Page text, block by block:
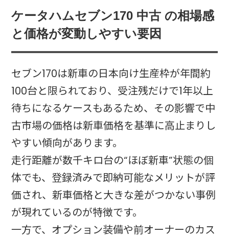
ケータハムセブン170 中古 の相場感
と価格が変動しやすい要因
セブン170は新車の日本向け生産枠が年間約
100台と限られており、受注残だけで1年以上
待ちになるケースもあるため、その影響で中
古市場の価格は新車価格を基準に高止まりし
やすい傾向があります。
走行距離が数千キロ台の“ほぼ新車”状態の個
体でも、登録済みで即納可能なメリットが評
価され、新車価格と大きな差がつかない事例
が現れているのが特徴です。
一方で、オプション装備や前オーナーのカス